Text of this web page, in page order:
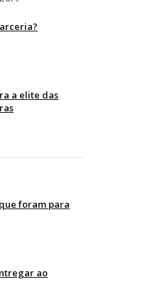
a elite das
foram para
ao